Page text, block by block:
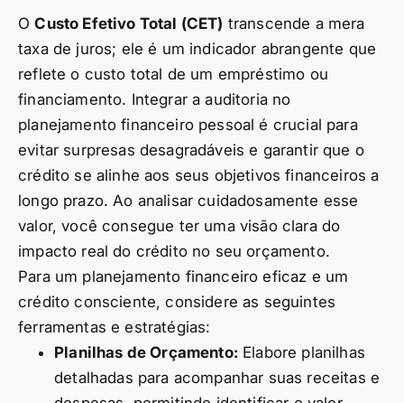
OCusto Efetivo Total (CET) transcende a mera
taxa de juros; ele é um indicador abrangente que
reflete o custo total de um empréstimo ou
financiamento. Integrar a auditoria no
planejamento financeiro pessoal é crucial para
evitar surpresas desagradáveis e garantir que o
crédito se alinhe aos seus objetivos financeiros a
longo prazo. Ao analisar cuidadosamente esse
valor, você consegue ter uma visão clara do
impacto real do crédito no seu orçamento.
Para um planejamento financeiro eficaz e um
crédito consciente, considere as seguintes
ferramentas e estratégias:
Planilhas de Orçamento: Elabore planilhas
detalhadas para acompanhar suas receitas e